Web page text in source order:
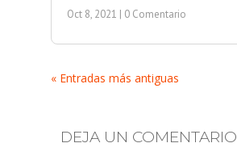
Oct 8, 2021 | 0 Comentario
« Entradas más antiguas
DEJA UN COMENTARIO